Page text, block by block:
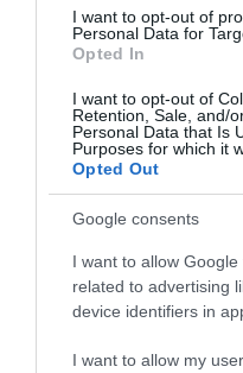
I want to opt-out of
Personal Data for
Opted In
I want to opt-out of
Retention, Sale, and/
Personal Data that Is
Purposes for which it
Opted Out
Google consents
I want to allow
related to advertising
device identifiers in
I want to allow my
Ακολούθησε το
και μάθετε
Share
ΑΝΑΠΤΥΞΗ ΤΑΚΗΣ